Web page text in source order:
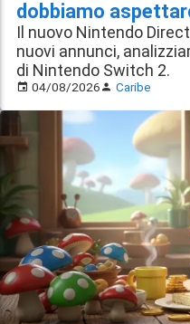
dobbiamo
Il nuovo Nintendo
nuovi annunci,
di Nintendo Switch 2.
04/08/2026 Caribe